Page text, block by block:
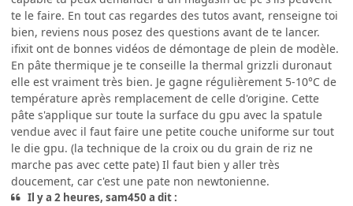
te le faire. En tout cas regardes des tutos avant, renseigne toi
bien, reviens nous posez des questions avant de te lancer.
ifixit ont de bonnes vidéos de démontage de plein de modèle.
En pâte thermique je te conseille la thermal grizzli duronaut
elle est vraiment très bien. Je gagne régulièrement 5-10°C de
température après remplacement de celle d'origine. Cette
pâte s'applique sur toute la surface du gpu avec la spatule
vendue avec il faut faire une petite couche uniforme sur tout
le die gpu. (la technique de la croix ou du grain de riz ne
marche pas avec cette pate) Il faut bien y aller très
doucement, car c'est une pate non newtonienne.
Il y a 2 heures, sam450 a dit :